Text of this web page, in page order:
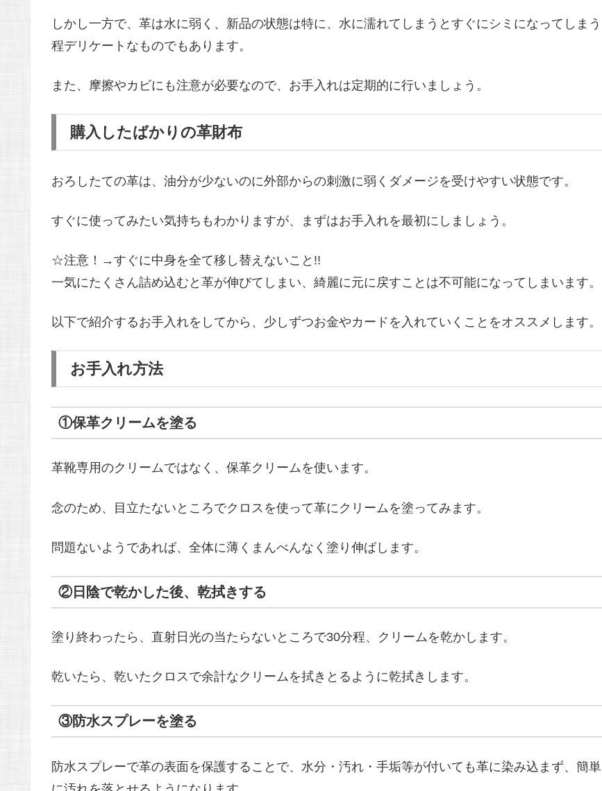
しかし一方で、革は水に弱く、新品の状態は特に、水に濡れてしまうとすぐにシミになってしまう
程デリケートなものでもあります。
また、摩擦やカビにも注意が必要なので、お手入れは定期的に行いましょう。
購入したばかりの革財布
おろしたての革は、油分が少ないのに外部からの刺激に弱くダメージを受けやすい状態です。
すぐに使ってみたい気持ちもわかりますが、まずはお手入れを最初にしましょう。
☆注意！→すぐに中身を全て移し替えないこと!!
一気にたくさん詰め込むと革が伸びてしまい、綺麗に元に戻すことは不可能になってしまいます。
以下で紹介するお手入れをしてから、少しずつお金やカードを入れていくことをオススメします。
お手入れ方法
①保革クリームを塗る
革靴専用のクリームではなく、保革クリームを使います。
念のため、目立たないところでクロスを使って革にクリームを塗ってみます。
問題ないようであれば、全体に薄くまんべんなく塗り伸ばします。
②日陰で乾かした後、乾拭きする
塗り終わったら、直射日光の当たらないところで30分程、クリームを乾かします。
乾いたら、乾いたクロスで余計なクリームを拭きとるように乾拭きします。
③防水スプレーを塗る
防水スプレーで革の表面を保護することで、水分・汚れ・手垢等が付いても革に染み込まず、簡単